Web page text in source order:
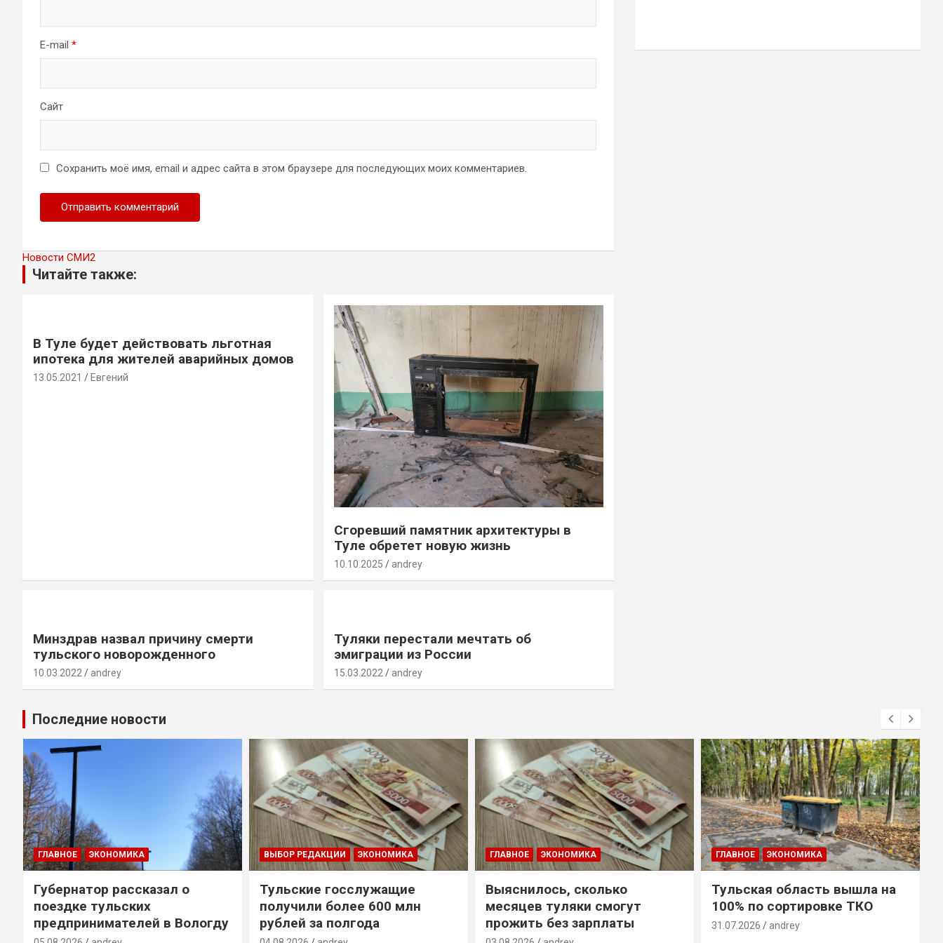
E-mail *
Сайт
Сохранить моё имя, email и адрес сайта в этом браузере для последующих моих комментариев.
Новости СМИ2
Читайте также:
В Туле будет действовать льготная
ипотека для жителей аварийных домов
13.05.2021 Евгений
Сгоревший памятник архитектуры в
Туле обретет новую жизнь
10.10.2025 andrey
Минздрав назвал причину смерти
тульского новорожденного
10.03.2022 andrey
Туляки перестали мечтать об
эмиграции из России
15.03.2022 andrey
Последние новости
ГЛАВНОЕ ЭКОНОМИКА
Губернатор рассказал о
поездке тульских
предпринимателей в Вологду
ВЫБОР РЕДАКЦИИ ЭКОНОМИКА
Тульские госслужащие
получили более 600 млн
рублей за полгода
ГЛАВНОЕ ЭКОНОМИКА
Выяснилось, сколько
месяцев туляки смогут
прожить без зарплаты
ГЛАВНОЕ ЭКОНОМИКА
Тульская область вышла на
100% по сортировке ТКО
31.07.2026 andrey